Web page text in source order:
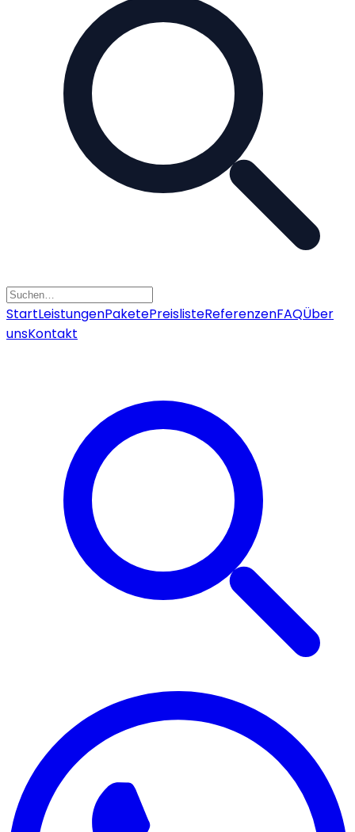
StartLeistungenPaketePreislisteReferenzenFAQÜber
unsKontakt